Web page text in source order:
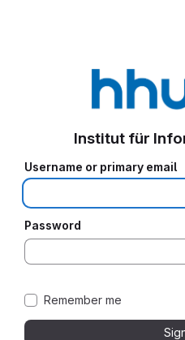
Institut für
Username or primary email
Password
Remember me